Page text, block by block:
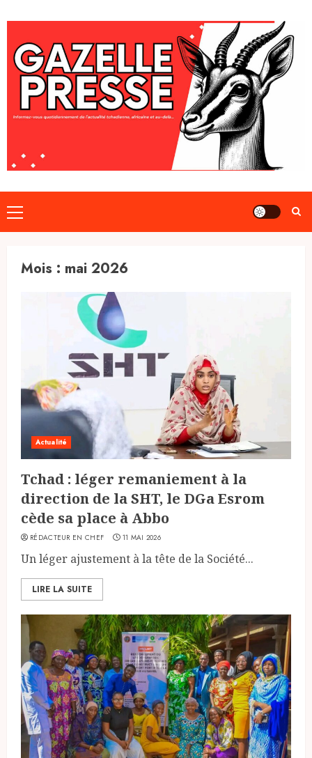
to
content
Primary
Menu
Mois : mai 2026
Actualité
Tchad : léger remaniement à la
direction de la SHT, le DGa Esrom
cède sa place à Abbo
RÉDACTEUR EN CHEF 11 MAI 2026
Un léger ajustement à la tête de la Société...
LIRE LA SUITE